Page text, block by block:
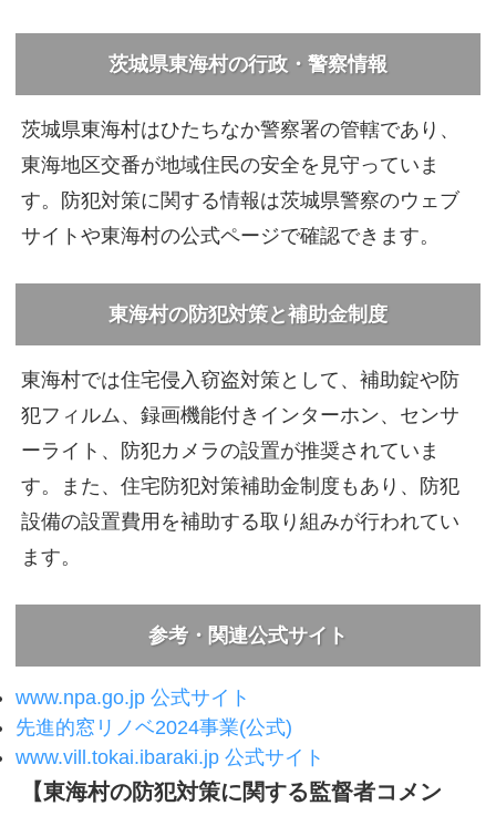
茨城県東海村の行政・警察情報
茨城県東海村はひたちなか警察署の管轄であり、
東海地区交番が地域住民の安全を見守っていま
す。防犯対策に関する情報は茨城県警察のウェブ
サイトや東海村の公式ページで確認できます。
東海村の防犯対策と補助金制度
東海村では住宅侵入窃盗対策として、補助錠や防
犯フィルム、録画機能付きインターホン、センサ
ーライト、防犯カメラの設置が推奨されていま
す。また、住宅防犯対策補助金制度もあり、防犯
設備の設置費用を補助する取り組みが行われてい
ます。
参考・関連公式サイト
www.npa.go.jp 公式サイト
先進的窓リノベ2024事業(公式)
www.vill.tokai.ibaraki.jp 公式サイト
【東海村の防犯対策に関する監督者コメン